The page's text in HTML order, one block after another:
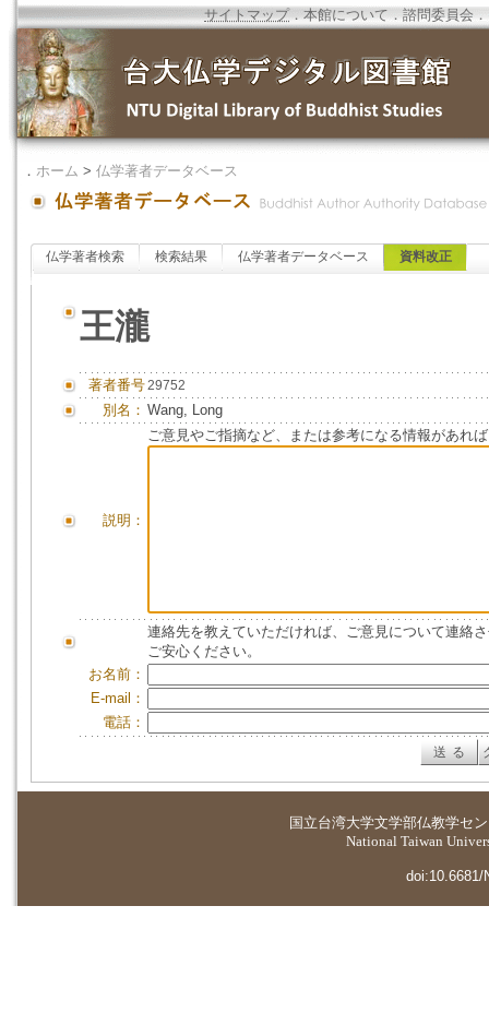
サイトマップ．本館について ．諮問委員会 ．
． ホーム > 仏学著者データベース
仏学著者検索 検索結果 仏学著者データベース 資料改正
王瀧
著者番号29752
別名： Wang, Long
説明：
ご意見やご指摘など、または参考になる情報があれ
連絡先を教えていただければ、ご意見について連絡
ご安心ください。
お名前：
E-mail：
電話：
国立台湾大学文学部仏教学セ
National Taiwan
doi:10.6681/